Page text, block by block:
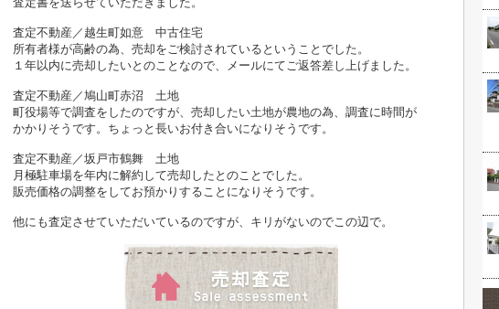
査定不動産／越生町如意 中古住宅
所有者様が高齢の為、売却をご検討されているということでした。
１年以内に売却したいとのことなので、メールにてご返答差し上げました。
査定不動産／鳩山町赤沼 土地
町役場等で調査をしたのですが、売却したい土地が農地の為、調査に時間が
かかりそうです。ちょっと長いお付き合いになりそうです。
査定不動産／坂戸市鶴舞 土地
月極駐車場を年内に解約して売却したとのことでした。
販売価格の調整をしてお預かりすることになりそうです。
他にも査定させていただいているのですが、キリがないのでこの辺で。